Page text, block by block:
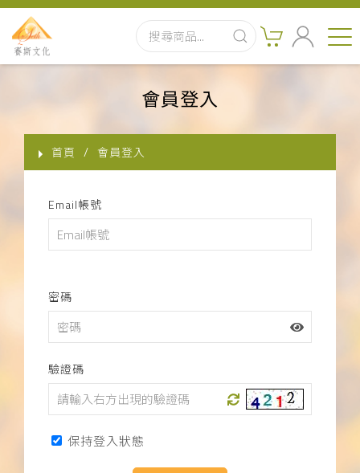
實體出版品
影音書
常見問題
會員登入
首頁 會員登入
Email帳號
密碼
驗證碼
保持登入狀態